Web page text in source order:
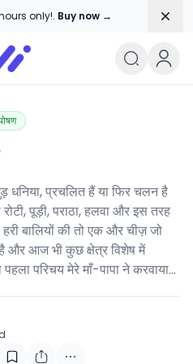
only!. Buy now →
Chitranshi
WordPress Blog
धनिया, प्रचलित हैं या फिर चलन है
पूड़ी, पराठा, हलवा और इस तरह
बालियों की तो एक और चीज़ जो
और आज भी कुछ क्षेत्र विशेष में
परिचय मेरे माँ-पापा ने करवाया…